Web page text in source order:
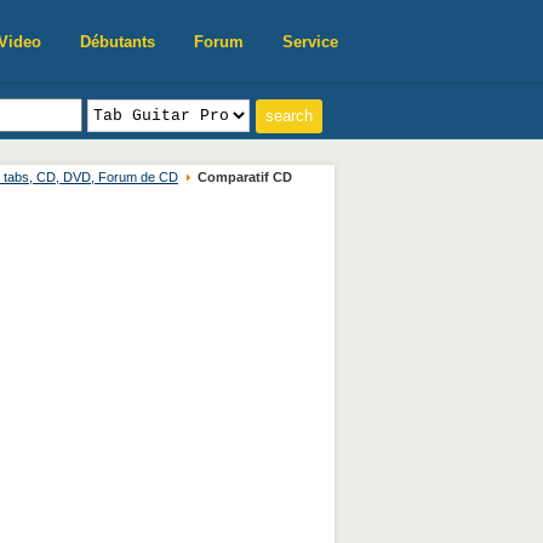
Débutants Forum Service
tabs, CD, DVD, Forum de CD Comparatif CD